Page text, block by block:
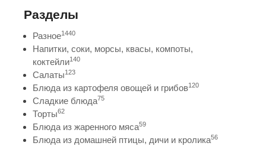
Разделы
Разное1440
Напитки, соки, морсы, квасы, компоты,
коктейли140
Салаты123
Блюда из картофеля овощей и грибов120
Сладкие блюда75
Торты62
Блюда из жаренного мяса59
Блюда из домашней птицы, дичи и кролика56